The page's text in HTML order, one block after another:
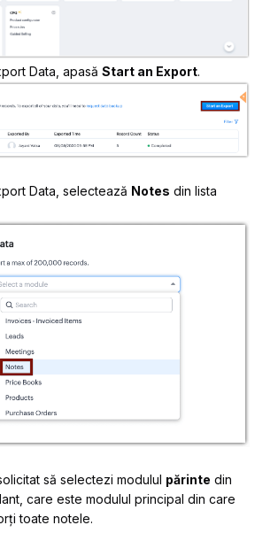
Data , apasă Start an Export.
Data , selectează Notes din lista
să selectezi modulul părinte din
care este modulul principal din care
toate notele.